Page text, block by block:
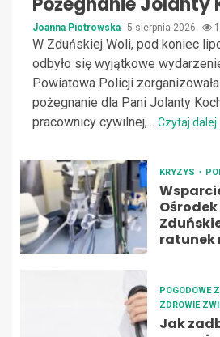
Joanna Piotrowska 5 sierpnia 2026
W Zduńskiej Woli, pod koniec
odbyło się wyjątkowe
Powiatowa Policji
pożegnanie dla Pani Jolanty
pracownicy cywilnej,... Czytaj dalej
KRYZYS
ratunek
POGODOWE
ZDROWIE
Jak